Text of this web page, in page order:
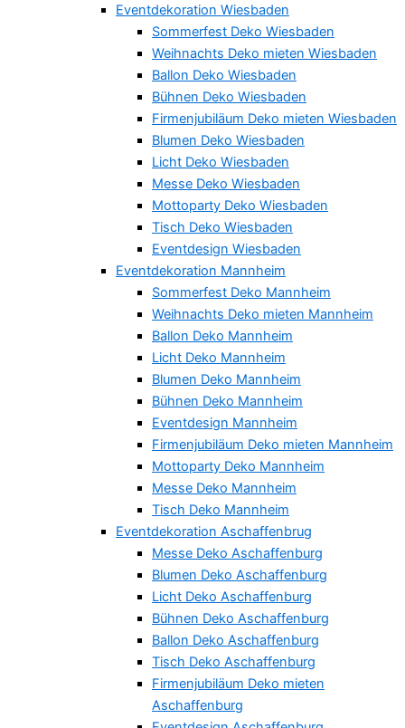
Eventdekoration Wiesbaden
Sommerfest Deko Wiesbaden
Weihnachts Deko mieten Wiesbaden
Ballon Deko Wiesbaden
Bühnen Deko Wiesbaden
Firmenjubiläum Deko mieten Wiesbaden
Blumen Deko Wiesbaden
Licht Deko Wiesbaden
Messe Deko Wiesbaden
Mottoparty Deko Wiesbaden
Tisch Deko Wiesbaden
Eventdesign Wiesbaden
Eventdekoration Mannheim
Sommerfest Deko Mannheim
Weihnachts Deko mieten Mannheim
Ballon Deko Mannheim
Licht Deko Mannheim
Blumen Deko Mannheim
Bühnen Deko Mannheim
Eventdesign Mannheim
Firmenjubiläum Deko mieten Mannheim
Mottoparty Deko Mannheim
Messe Deko Mannheim
Tisch Deko Mannheim
Eventdekoration Aschaffenbrug
Messe Deko Aschaffenburg
Blumen Deko Aschaffenburg
Licht Deko Aschaffenburg
Bühnen Deko Aschaffenburg
Ballon Deko Aschaffenburg
Tisch Deko Aschaffenburg
Firmenjubiläum Deko mieten
Aschaffenburg